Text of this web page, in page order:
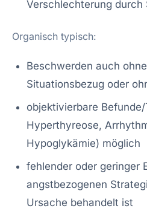
Verschlechterung durch
Organisch typisch:
Beschwerden auch
Situationsbezug oder
objektivierbare Befunde/
Hyperthyreose,
Hypoglykämie) möglich
fehlender oder geringer
angstbezogenen
Ursache behandelt ist